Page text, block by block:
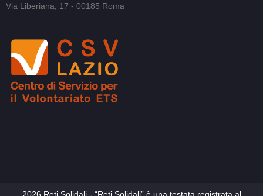
Via Liberiana, 17 - 00185 Roma
2026 Reti Solidali - “Reti Solidali” è una testata registrata al